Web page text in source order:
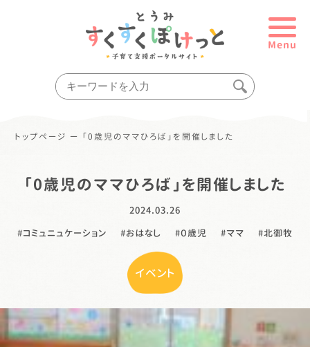
Menu
トップページ ー 「0歳児のママひろば」を開催しました
「0歳児のママひろば」を開催しました
2024.03.26
コミュニュケーション
おはなし ０歳児 ママ 北御牧
イベント